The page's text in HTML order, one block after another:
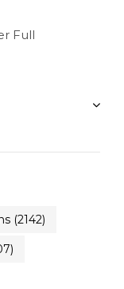
Full
(2142)